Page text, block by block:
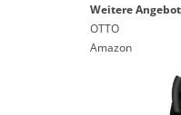
Weitere
OTTO
Amazon